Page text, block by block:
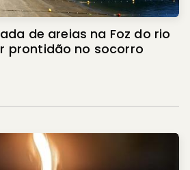
de areias na Foz do rio
prontidão no socorro